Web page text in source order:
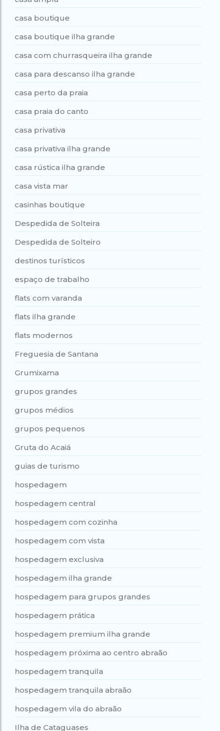
casa boutique
casa boutique ilha grande
casa com churrasqueira ilha grande
casa para descanso ilha grande
casa perto da praia
casa praia do canto
casa privativa
casa privativa ilha grande
casa rústica ilha grande
casa vista mar
casinhas boutique
Despedida de Solteira
Despedida de Solteiro
destinos turísticos
espaço de trabalho
flats com varanda
flats ilha grande
flats modernos
Freguesia de Santana
Grumixama
grupos grandes
grupos médios
grupos pequenos
Gruta do Acaiá
guias de turismo
hospedagem
hospedagem central
hospedagem com cozinha
hospedagem com vista
hospedagem exclusiva
hospedagem ilha grande
hospedagem para grupos grandes
hospedagem prática
hospedagem premium ilha grande
hospedagem próxima ao centro abraão
hospedagem tranquila
hospedagem tranquila abraão
hospedagem vila do abraão
Ilha de Cataguases